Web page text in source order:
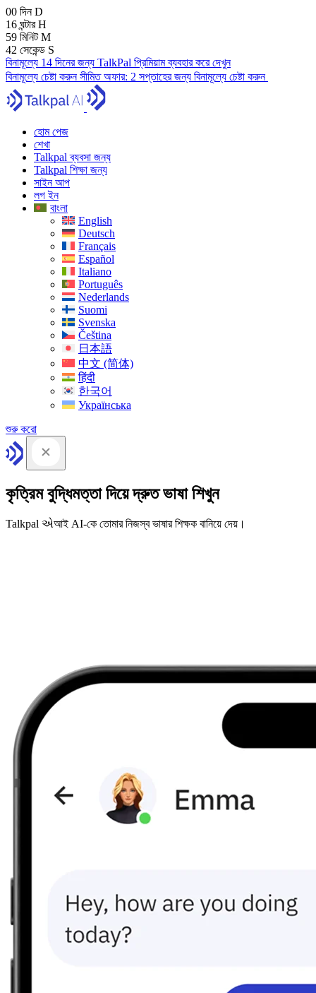
00 দিনD
16 ঘন্টারH
59 মিনিটM
41 সেকেন্ড S
বিনামূল্যে 14 দিনের জন্য TalkPal প্রিমিয়াম ব্যবহার করে দেখুন
বিনামূল্যে চেষ্টা করুনসীমিত অফার: 2 সপ্তাহের জন্য বিনামূল্যে চেষ্টা করুন
হোম পেজ
শেখা
Talkpal ব্যবসা জন্য
Talkpal শিক্ষা জন্য
সাইন আপ
লগ ইন
বাংলা
English
Deutsch
Français
Español
Italiano
Português
Nederlands
Suomi
Svenska
Čeština
日本語
中文 (简体)
हिंदी
한국어
Українська
শুরু করো
কৃত্রিম বুদ্ধিমত্তা দিয়ে দ্রুত ভাষা শিখুন
Talkpal એআই AI-কে তোমার নিজস্ব ভাষার শিক্ষক বানিয়ে দেয়।